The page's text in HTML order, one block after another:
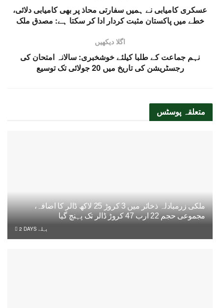
عسکری کامیابی نے ہمیں سفارتی محاذ پر بھی کامیابی دلائی،
خطے میں پاکستان مثبت کردار ادا کر سکتا ہے: مصدق ملک
اگلا دیکھیں
نہم جماعت کے طلبا کیلئے خوشخبری: سالانہ امتحان کی
رجسٹریشن کی تاریخ میں 20 جولائی تک توسیع
متعلقہ پوسٹس
ملکی زرمبادلہ ذخائر میں 3 کروڑ 25 لاکھ ڈالر کا اضافہ،
مجموعی حجم 22 ارب 47 کروڑ ڈالر تک پہنچ گیا
2 DAYS پہلے